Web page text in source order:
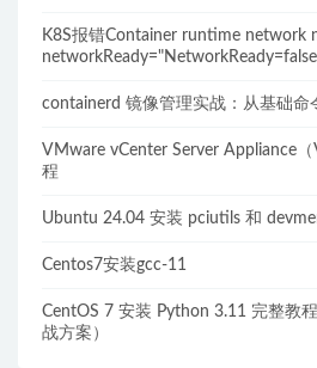
K8S报错Container runtime network
networkReady="NetworkReady=false
containerd 镜像管理实战：从基础命
VMware vCenter Server Appliance
程
Ubuntu 24.04 安装 pciutils 和
Centos7安装gcc-11
CentOS 7 安装 Python 3.11 完整教
战方案）